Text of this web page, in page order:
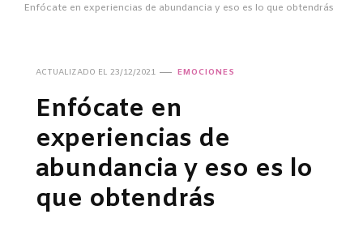
Enfócate en experiencias de abundancia y eso es lo que obtendrás
ACTUALIZADO EL 23/12/2021 EMOCIONES
Enfócate en
experiencias de
abundancia y eso es lo
que obtendrás